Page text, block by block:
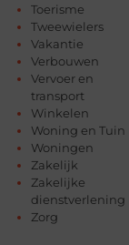
Toerisme
Tweewielers
Vakantie
Verbouwen
Vervoer en
transport
Winkelen
Woning en Tuin
Woningen
Zakelijk
Zakelijke
dienstverlening
Zorg